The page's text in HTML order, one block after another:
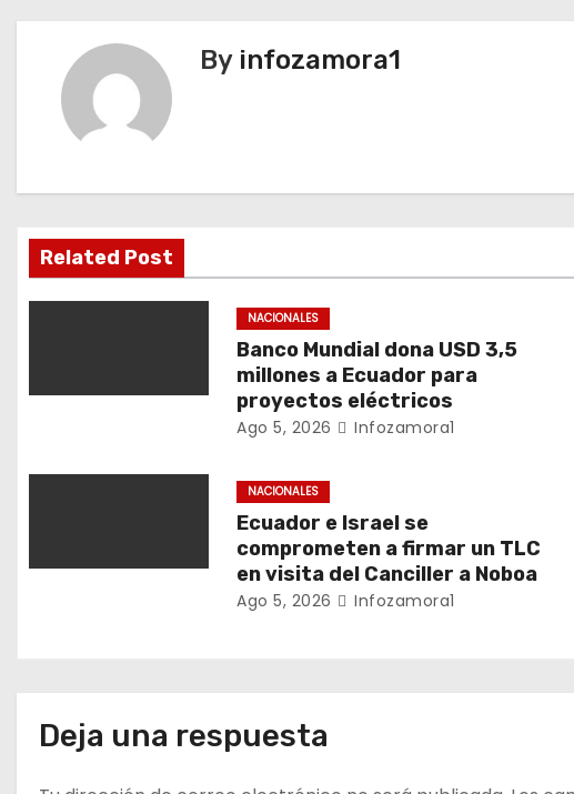
v
i
ó
d
d
By infozamora1
Related Post
NACIONALES
Banco Mundial dona USD 3,5
millones a Ecuador para
proyectos eléctricos
Ago 5, 2026 Infozamora1
NACIONALES
Ecuador e Israel se
comprometen a firmar un TLC
en visita del Canciller a Noboa
Ago 5, 2026 Infozamora1
Deja una respuesta